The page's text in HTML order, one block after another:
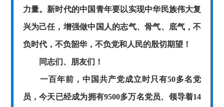
力量。新时代的中国青年要以实现中华民族伟大复
兴为己任，增强做中国人的志气、骨气、底气，不
负时代，不负韶华，不负党和人民的殷切期望！
同志们、朋友们！
一百年前，中国共产党成立时只有50多名党
员，今天已经成为拥有9500多万名党员、领导着14